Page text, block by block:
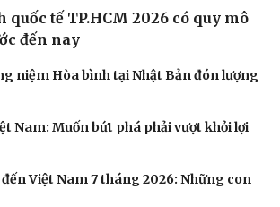
quốc tế TP.HCM 2026 có quy mô
đến nay
niệm Hòa bình tại Nhật Bản đón lượng
Nam: Muốn bứt phá phải vượt khỏi lợi
Việt Nam 7 tháng 2026: Những con